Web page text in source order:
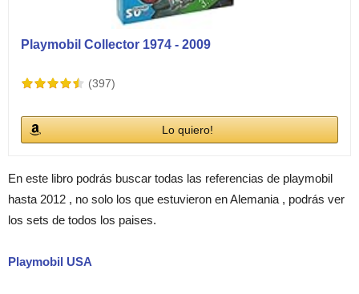
Playmobil Collector 1974 - 2009
(397)
Lo quiero!
En este libro podrás buscar todas las referencias de playmobil
hasta 2012 , no solo los que estuvieron en Alemania , podrás ver
los sets de todos los paises.
Playmobil USA